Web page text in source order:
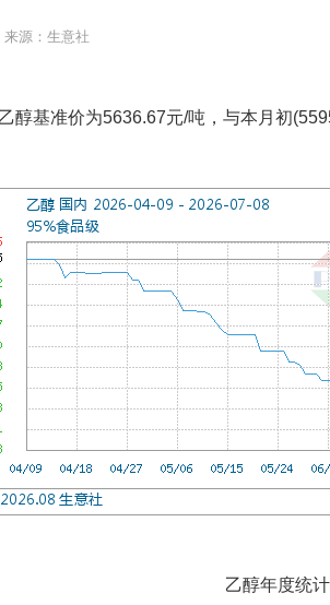
来源：生意社
醇基准价为5636.67元/吨，与本月初
乙醇年度统计